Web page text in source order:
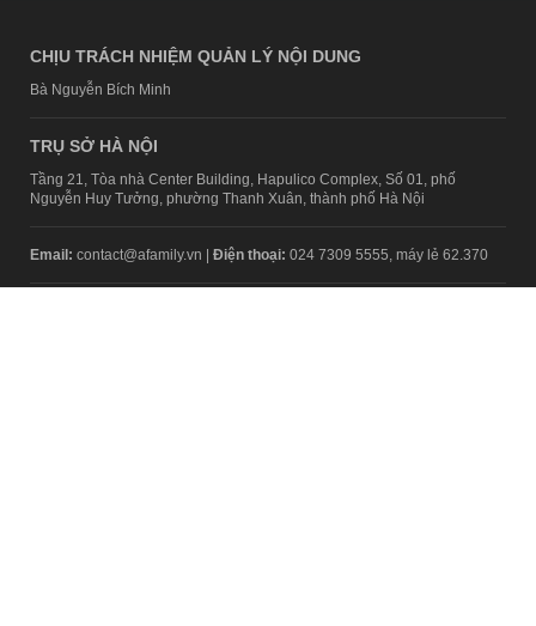
CHỊU TRÁCH NHIỆM QUẢN LÝ NỘI DUNG
Bà Nguyễn Bích Minh
TRỤ SỞ HÀ NỘI
Tầng 21, Tòa nhà Center Building, Hapulico Complex, Số 01, phố
Nguyễn Huy Tưởng, phường Thanh Xuân, thành phố Hà Nội
Email: contact@afamily.vn | Điện thoại: 024 7309 5555, máy lẻ 62.370